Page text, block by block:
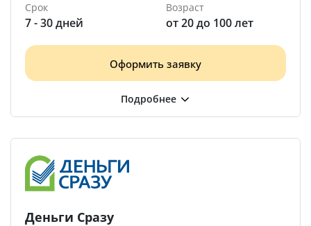
Срок
7 - 30 дней
Возраст
от 20 до 100 лет
Оформить заявку
Деньги Сразу